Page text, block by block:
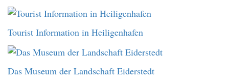
Tourist Information in Heiligenhafen
Das Museum der Landschaft Eiderstedt